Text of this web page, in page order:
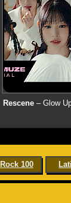
Rescene– Glow
Rock 100